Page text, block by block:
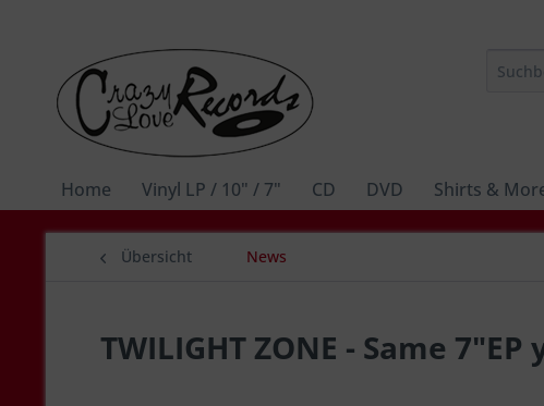
Home Vinyl LP / 10" / 7" CD DVD Shirts &
Übersicht News
TWILIGHT ZONE - Same